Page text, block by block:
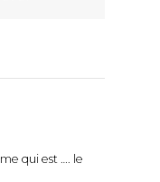
qui est …. le